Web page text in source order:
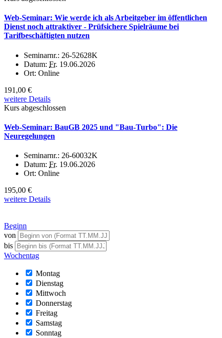
Web-Seminar: Wie werde ich als Arbeitgeber im öffentlichen
Dienst noch attraktiver - Prüfsichere Spielräume bei
Tarifbeschäftigten nutzen
Seminarnr.: 26-52628K
Datum: Fr. 19.06.2026
Ort: Online
191,00 €
weitere Details
Kurs abgeschlossen
Web-Seminar: BauGB 2025 und "Bau-Turbo": Die
Neuregelungen
Seminarnr.: 26-60032K
Datum: Fr. 19.06.2026
Ort: Online
195,00 €
weitere Details
Beginn
von
bis
Wochentag
Montag
Dienstag
Mittwoch
Donnerstag
Freitag
Samstag
Sonntag